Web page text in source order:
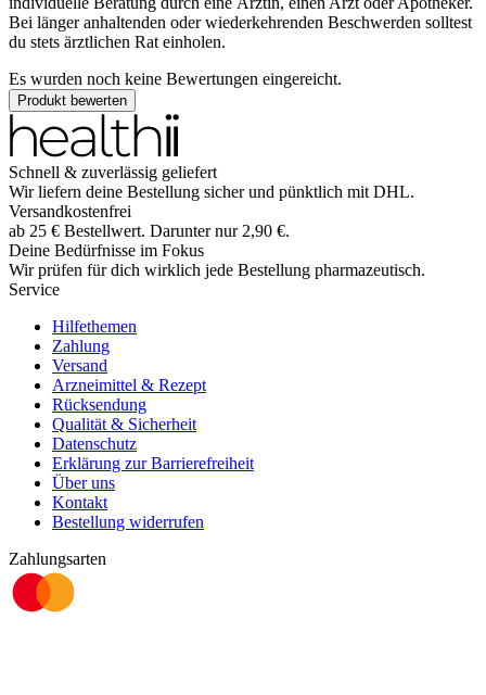
Bei länger anhaltenden oder wiederkehrenden Beschwerden solltest
du stets ärztlichen Rat einholen.
Es wurden noch keine Bewertungen eingereicht.
Produkt bewerten
Schnell & zuverlässig geliefert
Wir liefern deine Bestellung sicher und pünktlich mit DHL.
Versandkostenfrei
ab 25 € Bestellwert. Darunter nur 2,90 €.
Deine Bedürfnisse im Fokus
Wir prüfen für dich wirklich jede Bestellung pharmazeutisch.
Service
Hilfethemen
Zahlung
Versand
Arzneimittel & Rezept
Rücksendung
Qualität & Sicherheit
Datenschutz
Erklärung zur Barrierefreiheit
Über uns
Kontakt
Bestellung widerrufen
Zahlungsarten